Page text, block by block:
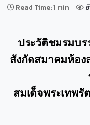
Read Time: 1 min
ประวัติชมรมบร
สังกัดสมาคมห้อง
สมเด็จพระเทพ